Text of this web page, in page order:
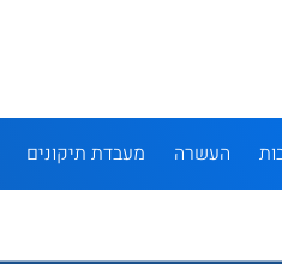
העשרה מעבדת תיקונים